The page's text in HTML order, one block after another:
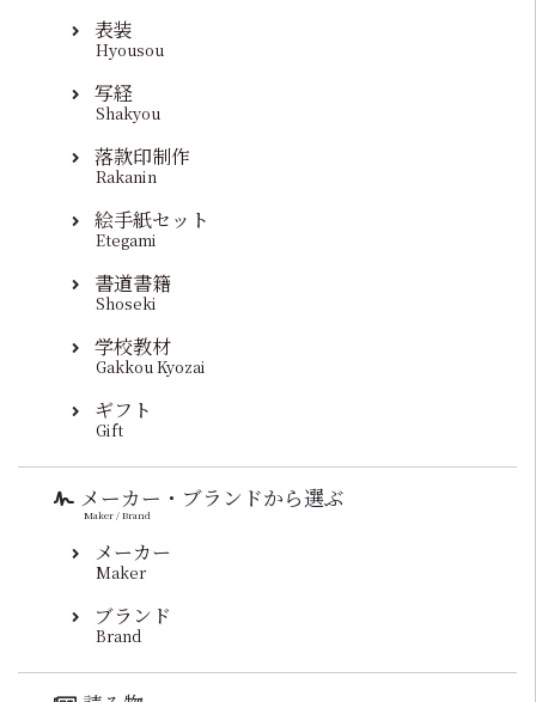
表装
Hyousou
写経
Shakyou
落款印制作
Rakanin
絵手紙セット
Etegami
書道書籍
Shoseki
学校教材
Gakkou Kyozai
ギフト
Gift
メーカー・ブランドから選ぶ
Maker / Brand
メーカー
Maker
ブランド
Brand